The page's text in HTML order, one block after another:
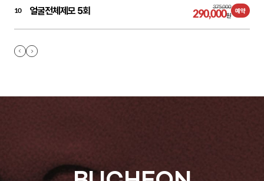
10 얼굴전체제모 5회 375,000
290,000원
예약